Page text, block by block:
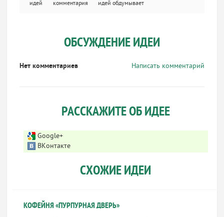
идей комментария идей обдумывает
ОБСУЖДЕНИЕ ИДЕИ
Написать комментарий
Нет комментариев
РАССКАЖИТЕ ОБ ИДЕЕ
Google+
ВКонтакте
СХОЖИЕ ИДЕИ
КОФЕЙНЯ «ПУРПУРНАЯ ДВЕРЬ»